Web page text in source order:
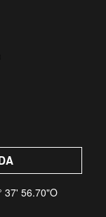
37' 56.70"O